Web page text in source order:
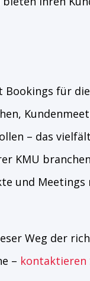
Bookings für
– das
KMU
und
Weg der
– kontaktieren